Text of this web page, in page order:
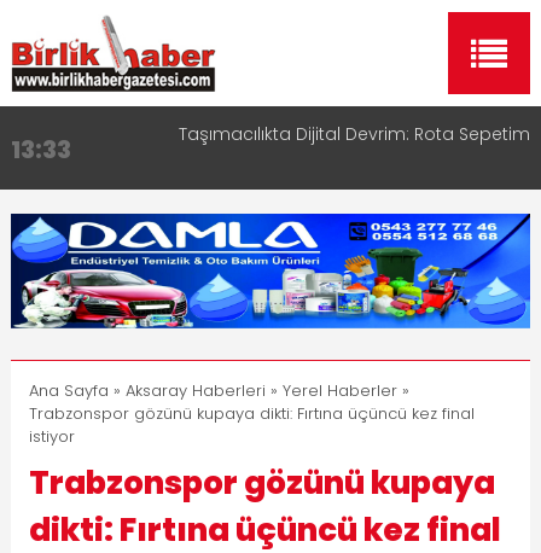
17:15
Aksaray OSB Bölge Müdürü Makam Koltuğunu
16:00
Aksaray Esnaf Rehberi ile Google ve Yapay Zeka
Aramalarında Öne Çıkın
8:23 Aksaray Esnaf Rehberi Hizmete Girdi
11:30
Birlikhaber.com Yayın Hayatına Başladı | Hızlı ve
Akıllı Haber Platformu
13:33 Taşımacılıkta Dijital Devrim: Rota Sepetim
Ana Sayfa » Aksaray Haberleri » Yerel Haberler»
Trabzonspor gözünü kupaya dikti: Fırtına üçüncü kez final
istiyor
Trabzonspor gözünü kupaya
dikti: Fırtına üçüncü kez final